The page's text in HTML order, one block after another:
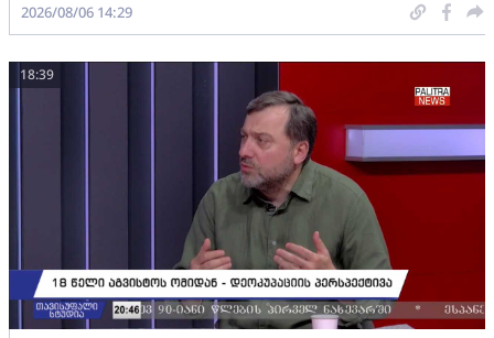
2026/08/06 14:29
18:39